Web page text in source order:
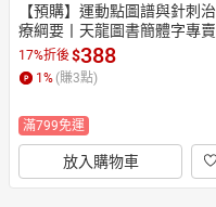
【預購】運動點圖譜與針刺治
療綱要丨天龍圖書簡體字專賣
店丨9787117390590 (tl2610)
17%折後$388
1 % (賺3點)
滿799免運
放入購物車